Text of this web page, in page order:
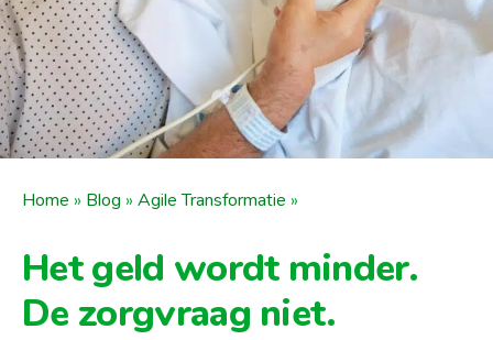
Home » Blog » Agile Transformatie »
Het geld wordt minder.
De zorgvraag niet.